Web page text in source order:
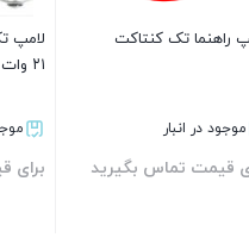
لامپ H3 ولت12 وات 55
موجود در انبار
برای قیمت تماس بگیرید